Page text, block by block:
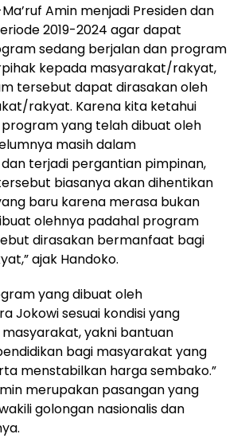
Amin menjadi Presiden dan
2019-2024 agar dapat
sedang berjalan dan program
kepada masyarakat/rakyat,
tersebut dapat dirasakan oleh
rakyat. Karena kita ketahui
yang telah dibuat oleh
masih dalam
terjadi pergantian pimpinan,
biasanya akan dihentikan
baru karena merasa bukan
olehnya padahal program
dirasakan bermanfaat bagi
ajak Handoko.
yang dibuat oleh
Jokowi sesuai kondisi yang
yakni bantuan
bagi masyarakat yang
menstabilkan harga sembako.”
merupakan pasangan yang
golongan nasionalis dan